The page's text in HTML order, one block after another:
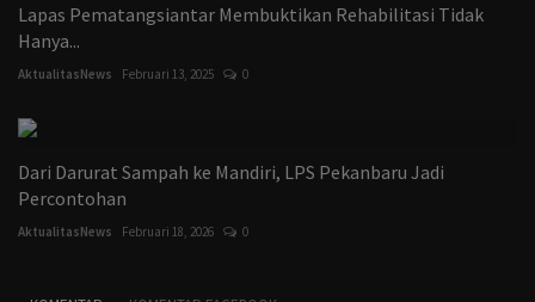
Lapas Pematangsiantar Membuktikan Rehabilitasi Tidak
Hanya...
AktualitasNews Februari 13, 2025 0
Dari Darurat Sampah ke Mandiri, LPS Pekanbaru Jadi
Percontohan
AktualitasNews Februari 18, 2026 0